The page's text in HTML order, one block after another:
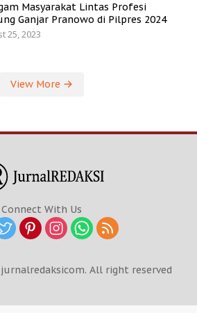
Masyarakat Lintas Profesi
Ganjar Pranowo di Pilpres 2024
25, 2023
View More
Connect With Us
All right reserved